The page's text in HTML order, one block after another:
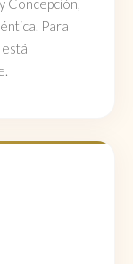
Concepción,
Para